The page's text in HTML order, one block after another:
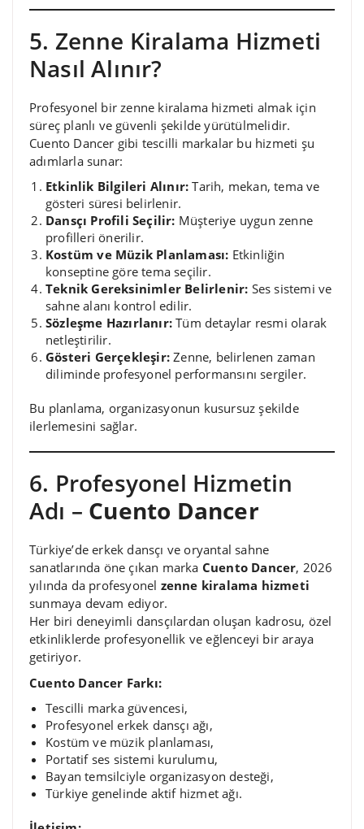
5. Zenne Kiralama Hizmeti
Nasıl Alınır?
Profesyonel bir zenne kiralama hizmeti almak için
süreç planlı ve güvenli şekilde yürütülmelidir.
Cuento Dancer gibi tescilli markalar bu hizmeti şu
adımlarla sunar:
Etkinlik Bilgileri Alınır: Tarih, mekan, tema ve
gösteri süresi belirlenir.
Dansçı Profili Seçilir: Müşteriye uygun zenne
profilleri önerilir.
Kostüm ve Müzik Planlaması: Etkinliğin
konseptine göre tema seçilir.
Teknik Gereksinimler Belirlenir: Ses sistemi ve
sahne alanı kontrol edilir.
Sözleşme Hazırlanır: Tüm detaylar resmi olarak
netleştirilir.
Gösteri Gerçekleşir: Zenne, belirlenen zaman
diliminde profesyonel performansını sergiler.
Bu planlama, organizasyonun kusursuz şekilde
ilerlemesini sağlar.
6. Profesyonel Hizmetin
Adı – Cuento Dancer
Türkiye’de erkek dansçı ve oryantal sahne
sanatlarında öne çıkan marka Cuento Dancer, 2026
yılında da profesyonel zenne kiralama hizmeti
sunmaya devam ediyor.
Her biri deneyimli dansçılardan oluşan kadrosu, özel
etkinliklerde profesyonellik ve eğlenceyi bir araya
getiriyor.
Cuento Dancer Farkı:
Tescilli marka güvencesi,
Profesyonel erkek dansçı ağı,
Kostüm ve müzik planlaması,
Portatif ses sistemi kurulumu,
Bayan temsilciyle organizasyon desteği,
Türkiye genelinde aktif hizmet ağı.